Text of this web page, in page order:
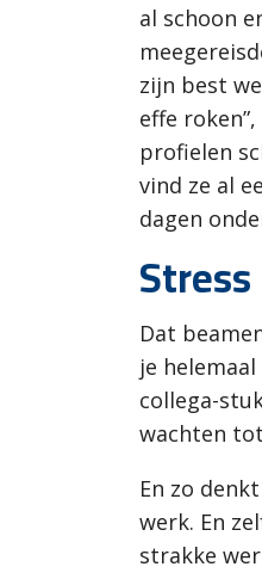
al schoon
zijn best
effe
profielen
vind ze al
dagen
Stress
Dat
je
collega-
wachten
En zo
werk. En
strakke